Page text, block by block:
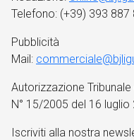
Telefono: (+39) 393 887
Pubblicità
Mail:
Autorizzazione
N° 15/2005 del 16 luglio
Iscriviti alla nostra